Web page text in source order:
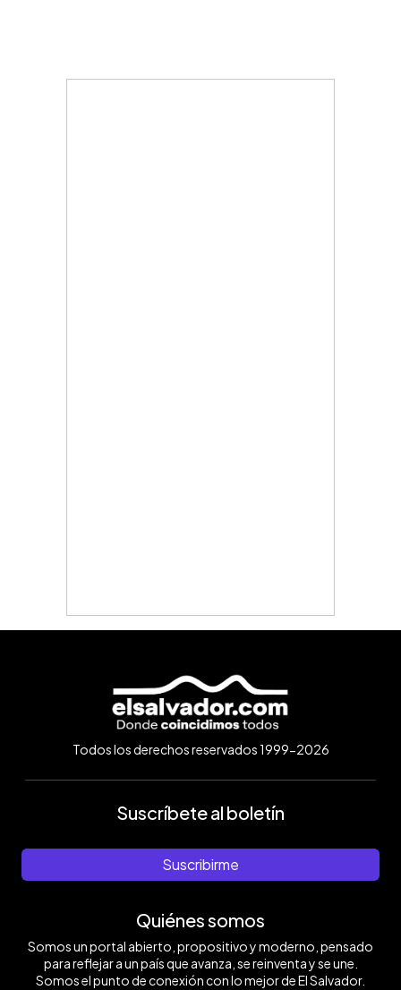
Todos los derechos reservados 1999-2026
Suscríbete al boletín
Suscribirme
Quiénes somos
Somos un portal abierto, propositivo y moderno, pensado
para reflejar a un país que avanza, se reinventa y se une.
Somos el punto de conexión con lo mejor de El Salvador.